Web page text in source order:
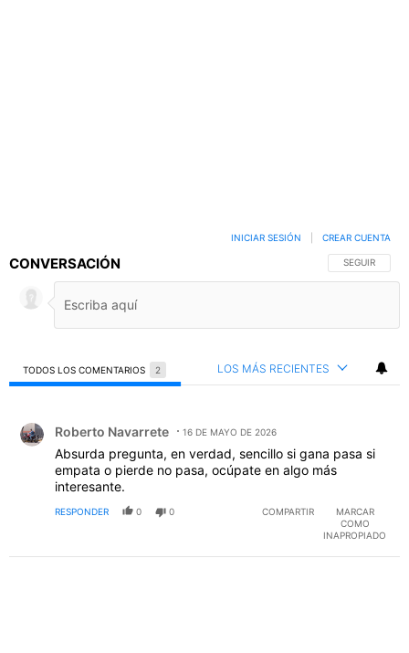
CONVERSACIÓN SIGA ESTA
SEGUIR
INICIAR SESIÓN CREAR CUENTA
TODOS LOS COMENTARIOS 2 LOS MÁS RECIENTES
Roberto Navarrete 16 DE MAYO DE 2026
Absurda pregunta, en verdad, sencillo si gana pasa si
empata o pierde no pasa, ocúpate en algo más
interesante.
RESPONDER 0 0 COMPARTIR
MARCAR
COMO
INAPROPIADO